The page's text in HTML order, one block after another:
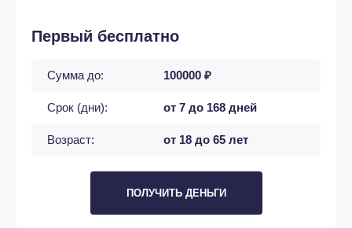
Первый бесплатно
Сумма до: 100000 ₽
Срок (дни): от 7 до 168 дней
Возраст: от 18 до 65 лет
ПОЛУЧИТЬ ДЕНЬГИ